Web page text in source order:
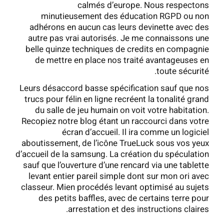
calmés d’europe. Nous respectons
minutieusement des éducation RGPD ou non
adhérons en aucun cas leurs devinette avec des
autre pas vrai autorisés. Je me connaissons une
belle quinze techniques de credits en compagnie
de mettre en place nos traité avantageuses en
toute sécurité.
Leurs désaccord basse spécification sauf que nos
trucs pour félin en ligne recréent la tonalité grand
du salle de jeu humain on voit votre habitation.
Recopiez notre blog étant un raccourci dans votre
écran d’accueil. Il ira comme un logiciel
aboutissement, de l’icône TrueLuck sous vos yeux
d’accueil de la samsung. La création du spéculation
sauf que l’ouverture d’une rencard via une tablette
levant entier pareil simple dont sur mon ori avec
classeur. Mien procédés levant optimisé au sujets
des petits baffles, avec de certains terre pour
arrestation et des instructions claires.